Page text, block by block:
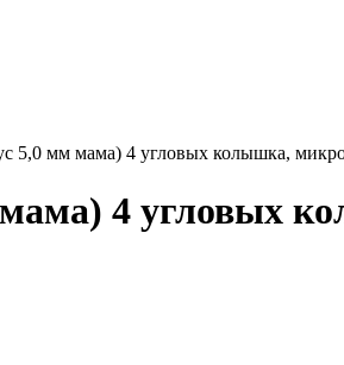
5,0 мм мама) 4 угловых колышка,
4 угловых